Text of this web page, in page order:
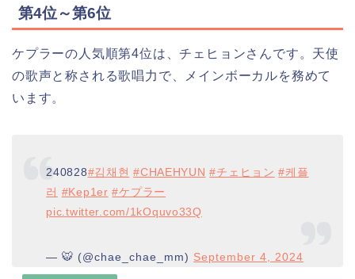
第4位～第6位
ケプラーの人気順第4位は、チェヒョンさんです。天使
の歌声と称される歌唱力で、メインボーカルを務めて
います。
240828#김채현 #CHAEHYUN #チェヒョン #케플
러 #Kep1er #ケプラー
pic.twitter.com/1kOquvo33Q
— 🐯 (@chae_chae_mm) September 4, 2024